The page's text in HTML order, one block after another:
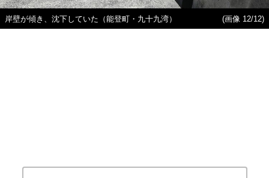
岸壁が傾き、沈下していた（能登町・九十九湾） (画像 12/12)